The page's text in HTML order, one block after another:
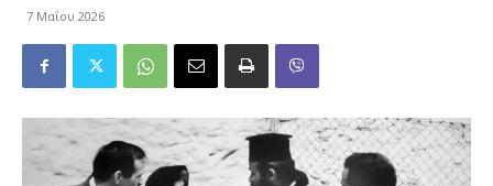
7 Μαΐου 2026